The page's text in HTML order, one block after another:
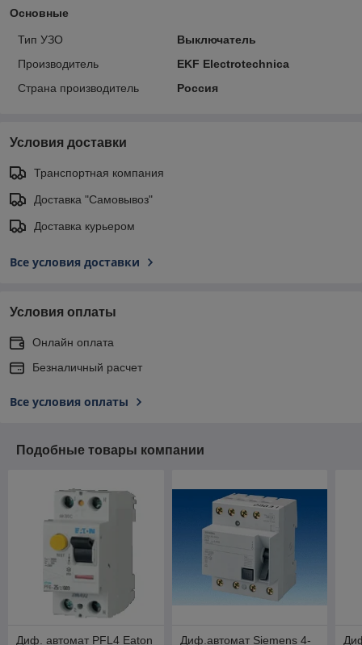
Основные
Тип УЗО
Выключатель
Производитель
EKF Electrotechnica
Страна производитель
Россия
Условия доставки
Транспортная компания
Доставка "Самовывоз"
Доставка курьером
Все условия доставки
Условия оплаты
Онлайн оплата
Безналичный расчет
Все условия оплаты
Подобные товары компании
Диф. автомат PFL4 Eaton
Диф.автомат Siemens 4-